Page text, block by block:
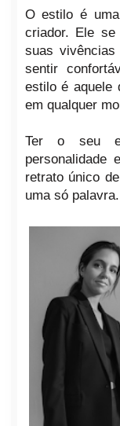
O estilo é
criador. Ele
suas
sentir
estilo é aquele
em qualquer
Ter o seu
personalidade
retrato único
uma só palavra.